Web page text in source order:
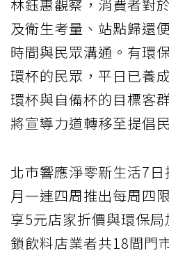
林鈺惠觀察，消費者對
及衛生考量、站點歸還
時間與民眾溝通。有環
環杯的民眾，平日已養
環杯與自備杯的目標客
將宣導力道轉移至提倡
北市響應淨零新生活7
月一連四周推出每周四
享5元店家折價與環保
鎖飲料店業者共18間門